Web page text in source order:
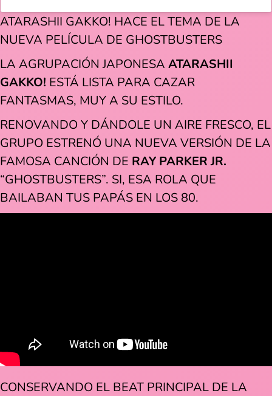
ATARASHII GAKKO! HACE EL TEMA DE LA
NUEVA PELÍCULA DE GHOSTBUSTERS
LA AGRUPACIÓN JAPONESA ATARASHII
GAKKO! ESTÁ LISTA PARA CAZAR
FANTASMAS, MUY A SU ESTILO.
RENOVANDO Y DÁNDOLE UN AIRE FRESCO, EL
GRUPO ESTRENÓ UNA NUEVA VERSIÓN DE LA
FAMOSA CANCIÓN DE RAY PARKER JR.
“GHOSTBUSTERS”. SI, ESA ROLA QUE
BAILABAN TUS PAPÁS EN LOS 80.
CONSERVANDO EL BEAT PRINCIPAL DE LA